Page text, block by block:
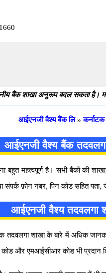
बैंक शाखा अनुरूप बदल सकता है।
आईएनजी वैश्य बैंक लि » कर्नाटक
आईएनजी वैश्य बैंक
बहुत महत्वपूर्ण है। सभी बैंकों की
फ़ोन नंबर, पिन कोड सहित पता,
आईएनजी वैश्य तदवलगा
शाखा के बारे में अधिक
कोड और एमआईसीआर कोड भी प्रदान